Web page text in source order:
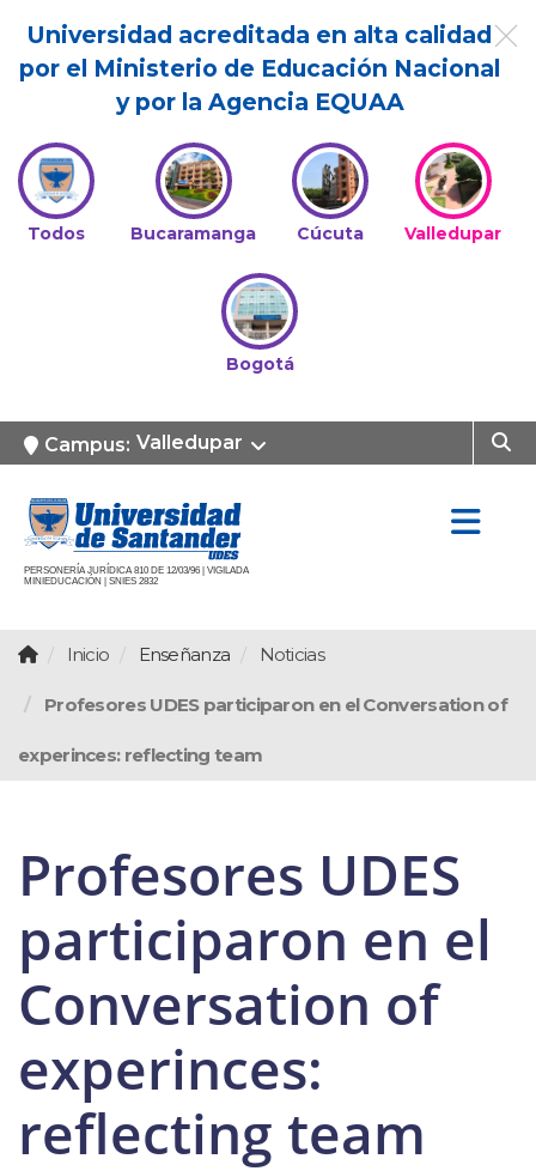
Universidad acreditada en alta calidad
por el Ministerio de Educación Nacional
y por la Agencia EQUAA
Todos Bucaramanga Cúcuta Valledupar
Bogotá
Campus: Valledupar
PERSONERÍA JURÍDICA 810 DE 12/03/96 | VIGILADA
MINIEDUCACIÓN | SNIES 2832
Inicio Enseñanza Noticias
Profesores UDES participaron en el Conversation of
experinces: reflecting team
Profesores UDES
participaron en el
Conversation of
experinces:
reflecting team